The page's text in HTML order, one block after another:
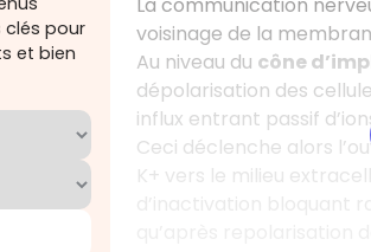
pour
et bien
voisinage de la
Au niveau du cône
dépolarisation des
influx entrant passif
Ceci déclenche alors
K+ vers le milieu